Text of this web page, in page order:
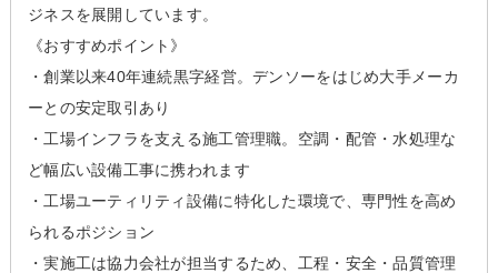
ジネスを展開しています。
《おすすめポイント》
・創業以来40年連続黒字経営。デンソーをはじめ大手メーカ
ーとの安定取引あり
・工場インフラを支える施工管理職。空調・配管・水処理な
ど幅広い設備工事に携われます
・工場ユーティリティ設備に特化した環境で、専門性を高め
られるポジション
・実施工は協力会社が担当するため、工程・安全・品質管理